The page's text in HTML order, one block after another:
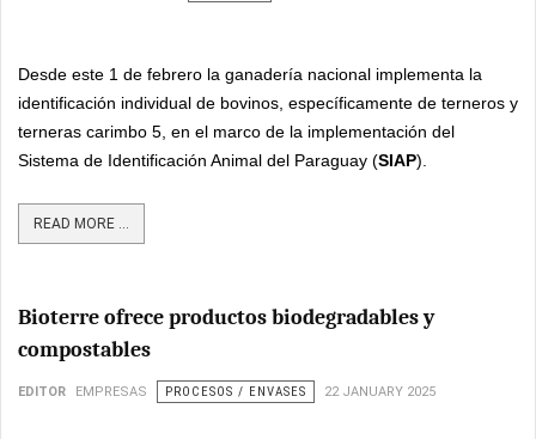
Desde este 1 de febrero la ganadería nacional implementa la
identificación individual de bovinos, específicamente de terneros y
terneras carimbo 5, en el marco de la implementación del
Sistema de Identificación Animal del Paraguay (SIAP).
READ MORE ...
Bioterre ofrece productos biodegradables y
compostables
EDITOR EMPRESAS PROCESOS / ENVASES 22 JANUARY 2025